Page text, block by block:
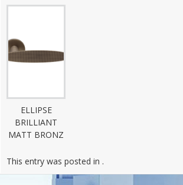
ELLIPSE
BRILLIANT
MATT BRONZ
This entry was posted in .